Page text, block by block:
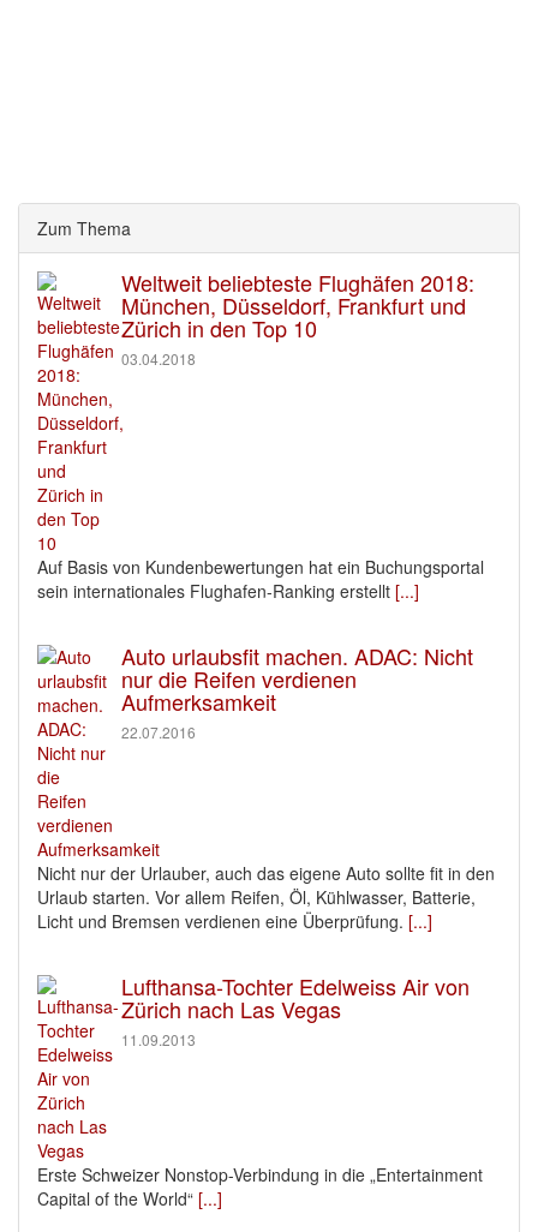
Zum Thema
Weltweit beliebteste Flughäfen 2018:
München, Düsseldorf, Frankfurt und
Zürich in den Top 10
03.04.2018
Auf Basis von Kundenbewertungen hat ein Buchungsportal
sein internationales Flughafen-Ranking erstellt [...]
Auto urlaubsfit machen. ADAC: Nicht
nur die Reifen verdienen
Aufmerksamkeit
22.07.2016
Nicht nur der Urlauber, auch das eigene Auto sollte fit in den
Urlaub starten. Vor allem Reifen, Öl, Kühlwasser, Batterie,
Licht und Bremsen verdienen eine Überprüfung. [...]
Lufthansa-Tochter Edelweiss Air von
Zürich nach Las Vegas
11.09.2013
Erste Schweizer Nonstop-Verbindung in die „Entertainment
Capital of the World“ [...]